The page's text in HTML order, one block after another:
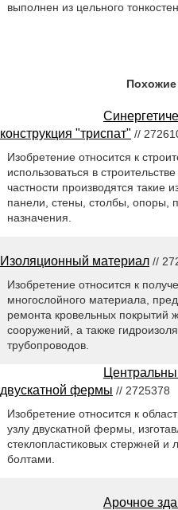
выполнен из цельного
Похожие
конструкция "триспат" //
Изобретение относится к
использоваться в
частности производятся такие
панели, стены, столбы, опоры,
назначения.
Изоляционный материал //
Изобретение относится к
многослойного материала,
ремонта кровельных
сооружений, а также
трубопроводов.
двускатной фермы // 2725378
Изобретение относится к
узлу двускатной фермы,
стеклопластиковых стержней
болтами.
Арочное